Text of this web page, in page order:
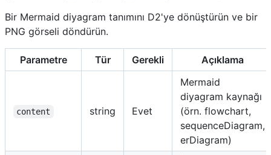
Bir Mermaid diyagram tanımını D2'ye dönüştürün ve bir
PNG görseli döndürün.
Parametre Tür Gerekli Açıklama
content string Evet
Mermaid
diyagram kaynağı
(örn. flowchart,
sequenceDiagram,
erDiagram)